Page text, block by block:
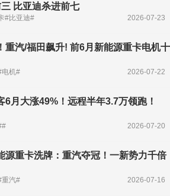
比亚迪杀进前七
#比亚迪# 2026-07-23
重汽/福田飙升! 前6月新能源重卡电机十
电机# 2026-07-22
6月大涨49%！远程半年3.7万领跑！
2026-07-20
源重卡洗牌：重汽夺冠！一新势力千倍
重汽# 2026-07-16